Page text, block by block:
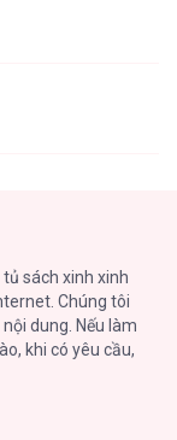
33
sách xinh xinh
Chúng tôi
dung. Nếu làm
khi có yêu cầu,